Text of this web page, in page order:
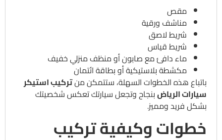
مقص
مناشف ورقية
شريط لاصق
شريط قياس
ماء دافئ مع صابون أو منظف منزلي خفيف
مكشطة بلاستيكية أو بطاقة ائتمان
باتباع هذه الخطوات السهلة، ستتمكن منتركيب استيكر
سيارات الرياضبنجاح وتجعل سيارتك تعكس شخصيتك
بشكل فريد ومميز.
خطوات وكيفية تركيب